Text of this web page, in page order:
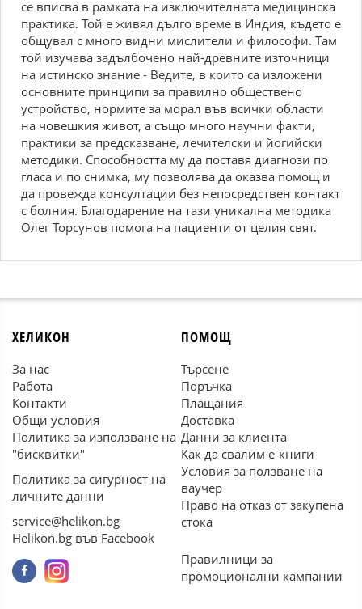
се вписва в рамката на изключителната медицинска
практика. Той е живял дълго време в Индия, където е
общувал с много видни мислители и философи. Там
той изучава задълбочено най-древните източници
на истинско знание - Ведите, в които са изложени
основните принципи за правилно обществено
устройство, нормите за морал във всички области
на човешкия живот, а също много научни факти,
практики за предсказване, лечителски и йогийски
методики. Способността му да поставя диагнози по
гласа и по снимка, му позволява да оказва помощ и
да провежда консултации без непосредствен контакт
с болния. Благодарение на тази уникална методика
Олег Торсунов помога на пациенти от целия свят.
ХЕЛИКОН
За нас
Работа
Контакти
Общи условия
Политика за използване на
"бисквитки"
Политика за сигурност на
личните данни
service@helikon.bg
Helikon.bg във Facebook
ПОМОЩ
Търсене
Поръчка
Плащания
Доставка
Данни за клиента
Как да свалим е-книги
Условия за ползване на
ваучер
Право на отказ от закупена
стока
Правилници за
промоционални кампании